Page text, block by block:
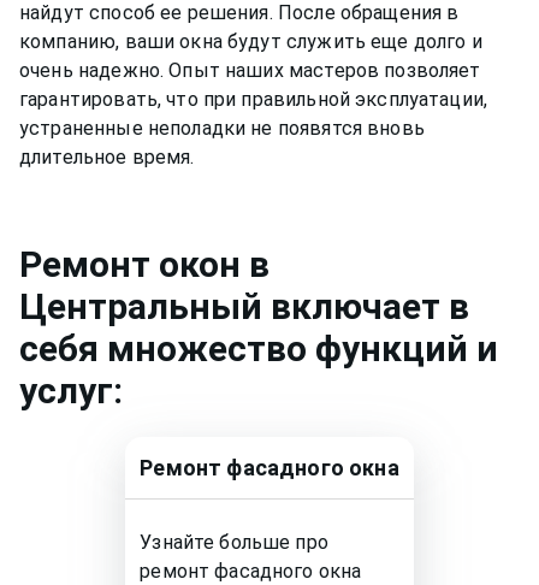
найдут способ ее решения. После обращения в
компанию, ваши окна будут служить еще долго и
очень надежно. Опыт наших мастеров позволяет
гарантировать, что при правильной эксплуатации,
устраненные неполадки не появятся вновь
длительное время.
Ремонт окон в
Центральный включает в
себя множество функций и
услуг:
Ремонт фасадного окна
Узнайте больше про
ремонтфасадного окна